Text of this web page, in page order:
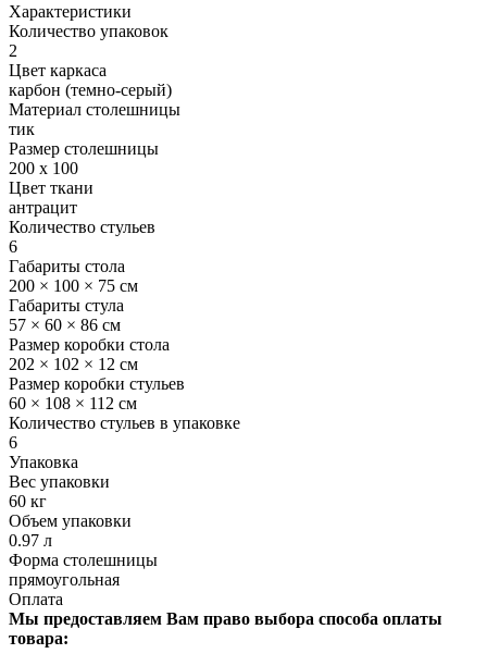
Характеристики
Количество упаковок
2
Цвет каркаса
карбон (темно-серый)
Материал столешницы
тик
Размер столешницы
200 x 100
Цвет ткани
антрацит
Количество стульев
6
Габариты стола
200 × 100 × 75 см
Габариты стула
57 × 60 × 86 см
Размер коробки стола
202 × 102 × 12 см
Размер коробки стульев
60 × 108 × 112 см
Количество стульев в упаковке
6
Упаковка
Вес упаковки
60 кг
Объем упаковки
0.97 л
Форма столешницы
прямоугольная
Оплата
Мы предоставляем Вам право выбора способа оплаты
товара: